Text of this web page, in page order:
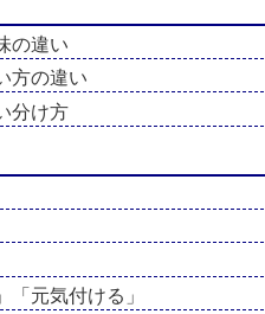
の違い
方の違い
分け方
元気付ける」